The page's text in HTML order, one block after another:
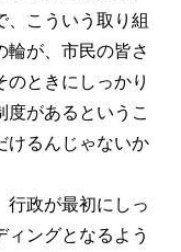
、こういう取り組
輪が、市民の皆さ
のときにしっかり
度があるというこ
けるんじゃないか
政が最初にしっ
ングとなるよう